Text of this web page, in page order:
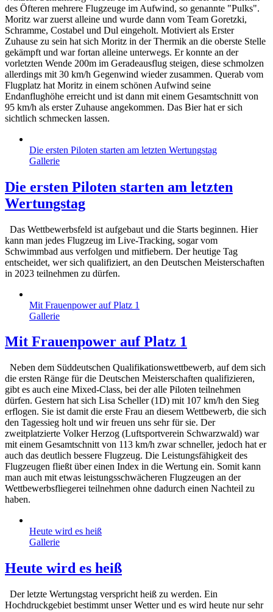
des Öfteren mehrere Flugzeuge im Aufwind, so genannte "Pulks".
Moritz war zuerst alleine und wurde dann vom Team Goretzki,
Schramme, Costabel und Dul eingeholt. Motiviert als Erster
Zuhause zu sein hat sich Moritz in der Thermik an die oberste Stelle
gekämpft und war fortan alleine unterwegs. Er konnte an der
vorletzten Wende 200m im Geradeausflug steigen, diese schmolzen
allerdings mit 30 km/h Gegenwind wieder zusammen. Querab vom
Flugplatz hat Moritz in einem schönen Aufwind seine
Endanflughöhe erreicht und ist dann mit einem Gesamtschnitt von
95 km/h als erster Zuhause angekommen. Das Bier hat er sich
sichtlich schmecken lassen.
Die ersten Piloten starten am letzten Wertungstag
Gallerie
Die ersten Piloten starten am letzten
Wertungstag
Das Wettbewerbsfeld ist aufgebaut und die Starts beginnen. Hier
kann man jedes Flugzeug im Live-Tracking, sogar vom
Schwimmbad aus verfolgen und mitfiebern. Der heutige Tag
entscheidet, wer sich qualifiziert, an den Deutschen Meisterschaften
in 2023 teilnehmen zu dürfen.
Mit Frauenpower auf Platz 1
Gallerie
Mit Frauenpower auf Platz 1
Neben dem Süddeutschen Qualifikationswettbewerb, auf dem sich
die ersten Ränge für die Deutschen Meisterschaften qualifizieren,
gibt es auch eine Mixed-Class, bei der alle Piloten teilnehmen
dürfen. Gestern hat sich Lisa Scheller (1D) mit 107 km/h den Sieg
erflogen. Sie ist damit die erste Frau an diesem Wettbewerb, die sich
den Tagessieg holt und wir freuen uns sehr für sie. Der
zweitplatzierte Volker Herzog (Luftsportverein Schwarzwald) war
mit einem Gesamtschnitt von 113 km/h zwar schneller, jedoch hat er
auch das deutlich bessere Flugzeug. Die Leistungsfähigkeit des
Flugzeugen fließt über einen Index in die Wertung ein. Somit kann
man auch mit etwas leistungsschwächeren Flugzeugen an der
Wettbewerbsfliegerei teilnehmen ohne dadurch einen Nachteil zu
haben.
Heute wird es heiß
Gallerie
Heute wird es heiß
Der letzte Wertungstag verspricht heiß zu werden. Ein
Hochdruckgebiet bestimmt unser Wetter und es wird heute nur sehr